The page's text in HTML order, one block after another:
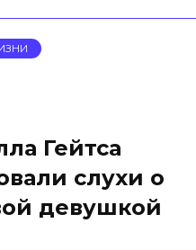
Гейтса
слухи о
девушкой